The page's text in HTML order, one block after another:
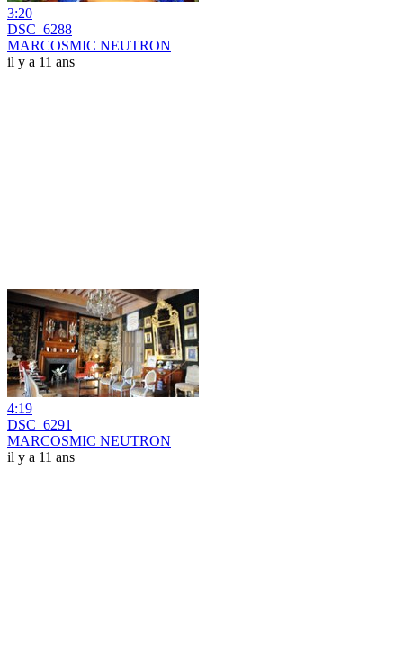
3:20
DSC_6288
MARCOSMIC NEUTRON
il y a 11 ans
4:19
DSC_6291
MARCOSMIC NEUTRON
il y a 11 ans